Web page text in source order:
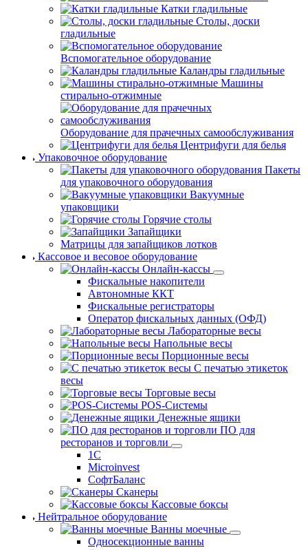
Катки гладильные
Столы, доски
гладильные
Вспомогательное оборудование
Каландры гладильные
Машины
стирально-отжимные
Оборудование для прачечных самообслуживания
Центрифуги для белья
Упаковочное оборудование
Пакеты
для упаковочного оборудования
Вакуумные
упаковщики
Горячие столы
Запайщики
Матрицы для запайщиков лотков
Кассовое и весовое оборудование
Онлайн-кассы
Фискальные накопители
Автономные ККТ
Фискальные регистраторы
Оператор фискальных данных (ОФД)
Лабораторные весы
Напольные весы
Порционные весы
С печатью этикеток
весы
Торговые весы
POS-Системы
Денежные ящики
ПО для
ресторанов и торговли
1С
Microinvest
СофтБаланс
Сканеры
Кассовые боксы
Нейтральное оборудование
Ванны моечные
Односекционные ванны